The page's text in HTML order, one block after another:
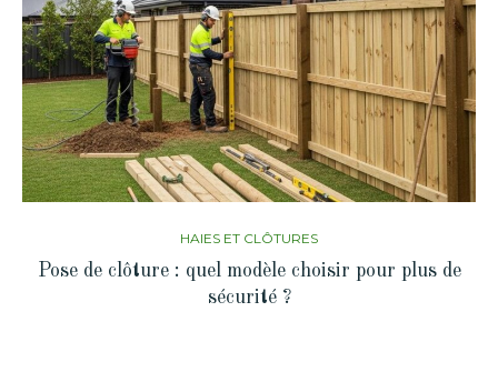
HAIES ET CLÔTURES
Pose de clôture : quel modèle choisir pour plus de
sécurité ?